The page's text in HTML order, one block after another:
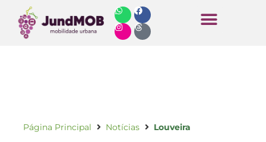
Página Principal Notícias Louveira